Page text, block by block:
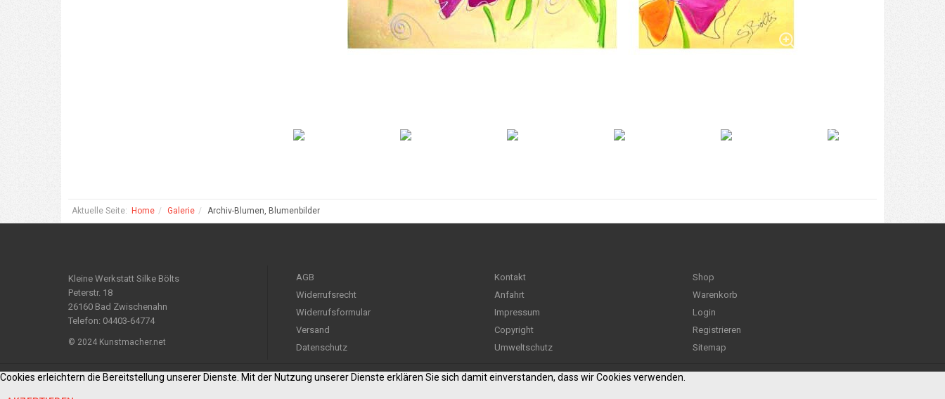
Aktuelle Seite: Home Galerie Archiv-Blumen, Blumenbilder
Kleine Werkstatt Silke Bölts
Peterstr. 18
26160 Bad Zwischenahn
Telefon: 04403-64774
© 2024 Kunstmacher.net
AGB
Widerrufsrecht
Widerrufsformular
Versand
Datenschutz
Kontakt
Anfahrt
Impressum
Copyright
Umweltschutz
Shop
Warenkorb
Login
Registrieren
Sitemap
Cookies erleichtern die Bereitstellung unserer Dienste. Mit der Nutzung unserer Dienste erklären Sie sich damit einverstanden, dass wir Cookies verwenden.